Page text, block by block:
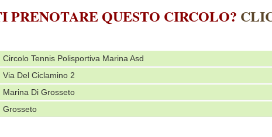
PRENOTARE QUESTO CIRCOLO?
Circolo Tennis Polisportiva Marina Asd
Via Del Ciclamino 2
Marina Di Grosseto
Grosseto